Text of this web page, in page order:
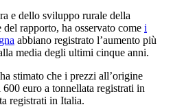
e dello sviluppo rurale della
rapporto, ha osservato come i
abbiano registrato l’aumento più
media degli ultimi cinque anni.
stimato che i prezzi all’origine
euro a tonnellata registrati in
registrati in Italia.